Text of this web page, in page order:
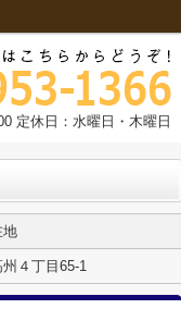
定休日：水曜日・木曜日
地
４丁目65-1